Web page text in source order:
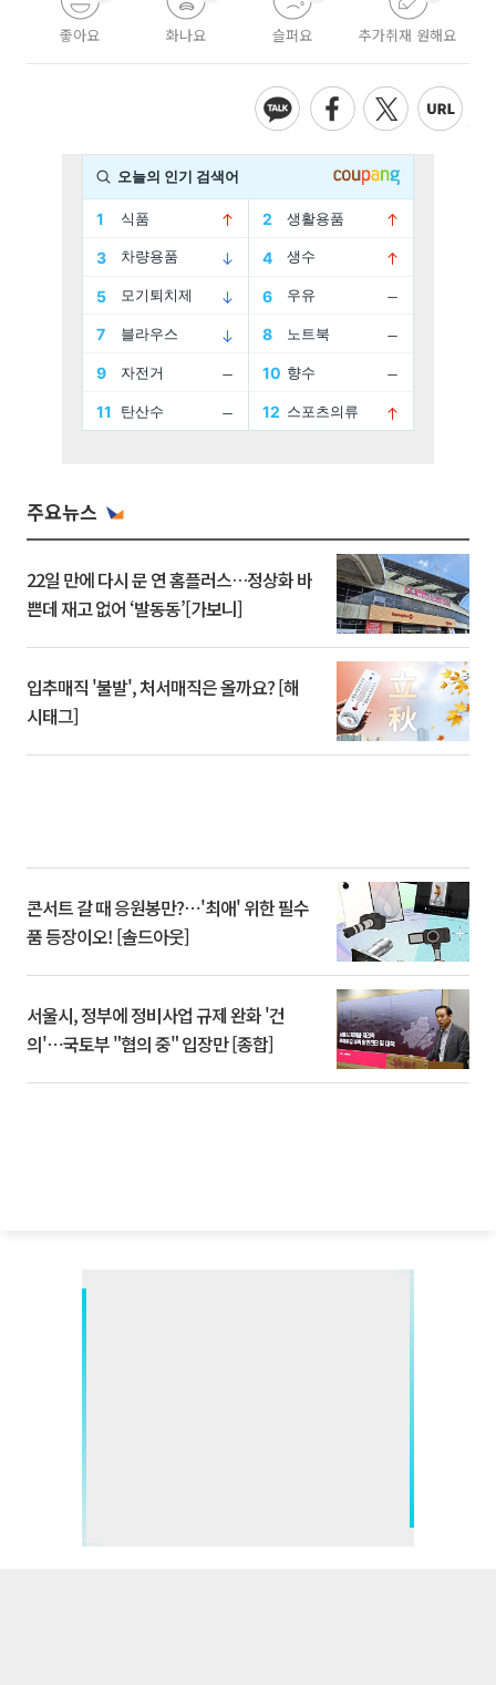
좋아요 화나요 슬퍼요 추가취재 원해요
주요뉴스
22일 만에 다시 문 연 홈플러스…정상화 바
쁜데 재고 없어 ‘발동동’[가보니]
입추매직 '불발', 처서매직은 올까요? [해
시태그]
콘서트 갈 때 응원봉만?⋯'최애' 위한 필수
품 등장이오! [솔드아웃]
서울시, 정부에 정비사업 규제 완화 '건
의'⋯국토부 "협의 중" 입장만 [종합]